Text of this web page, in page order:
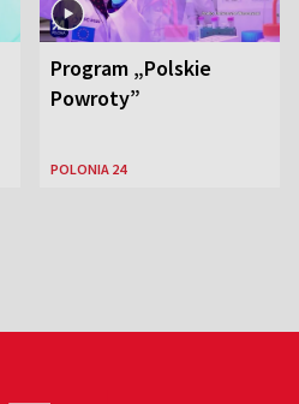
Program „Polskie
Powroty”
POLONIA 24